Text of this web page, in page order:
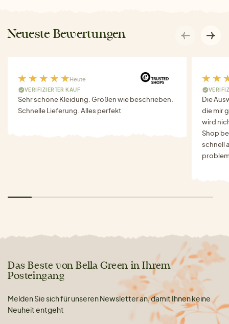
Neueste Bewertungen
Heute
VERIFIZIERTER KAUF
Sehr schöne Kleidung. Größen wie beschrieben.
Schnelle Lieferung. Alles perfekt
Die
die mir
wird
Shop
schnell
Das Beste von Bella Green in Ihrem
Posteingang
Melden Sie sich für unseren Newsletter an, damit Ihnen keine
Neuheit entgeht